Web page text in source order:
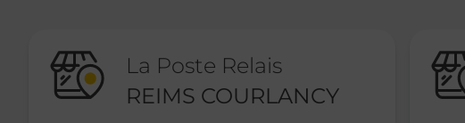
La Poste Relais
REIMS COURLANCY